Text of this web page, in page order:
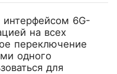
6G-
на всех
переключение
одного
для